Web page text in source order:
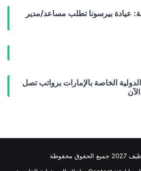
بيرسونا تطلب مساعد/مدير
الخاصة بالإمارات برواتب تصل
محفوظة